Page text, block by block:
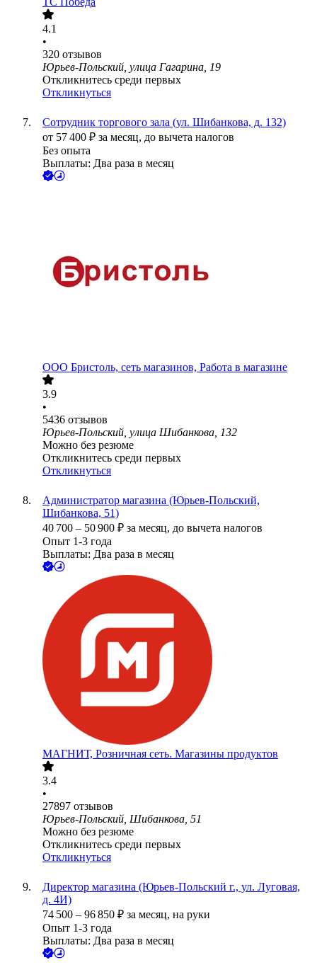
4.1
•
320 отзывов
Юрьев-Польский, улица Гагарина, 19
Откликнитесь среди первых
Откликнуться
Сотрудник торгового зала (ул. Шибанкова, д. 132)
от 57 400 ₽ за месяц, до вычета налогов
Без опыта
Выплаты: Два раза в месяц
ООО Бристоль, сеть магазинов, Работа в магазине
3.9
•
5436 отзывов
Юрьев-Польский, улица Шибанкова, 132
Можно без резюме
Откликнитесь среди первых
Откликнуться
Администратор магазина (Юрьев-Польский,
Шибанкова, 51)
40 700 – 50 900 ₽ за месяц, до вычета налогов
Опыт 1-3 года
Выплаты: Два раза в месяц
МАГНИТ, Розничная сеть. Магазины продуктов
3.4
•
27897 отзывов
Юрьев-Польский, Шибанкова, 51
Можно без резюме
Откликнитесь среди первых
Откликнуться
Директор магазина (Юрьев-Польский г., ул. Луговая,
д. 4И)
74 500 – 96 850 ₽ за месяц, на руки
Опыт 1-3 года
Выплаты: Два раза в месяц